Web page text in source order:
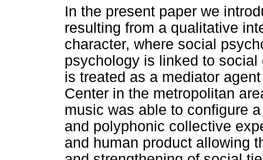
In the present paper we
resulting from a qualitative
character, where social
psychology is linked to
is treated as a mediator
Center in the metropolitan
music was able to configure
and polyphonic collective
and human product allowing